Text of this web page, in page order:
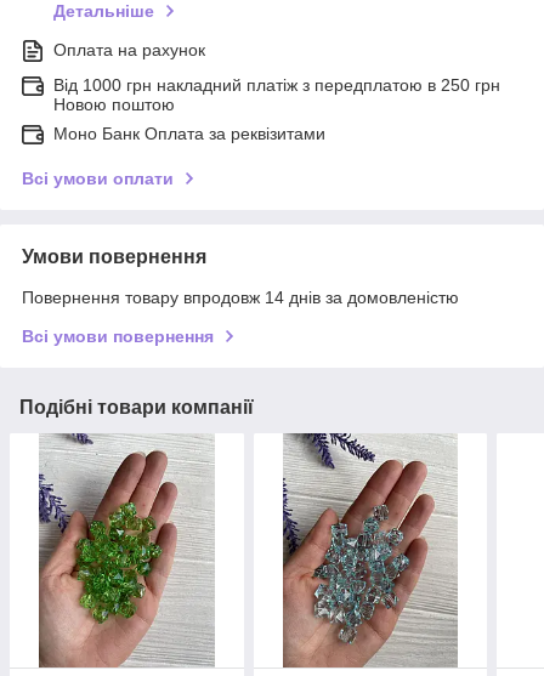
Детальніше
Оплата на рахунок
Від 1000 грн накладний платіж з передплатою в 250 грн
Новою поштою
Моно Банк Оплата за реквізитами
Всі умови оплати
Умови повернення
Повернення товару впродовж 14 днів за домовленістю
Всі умови повернення
Подібні товари компанії